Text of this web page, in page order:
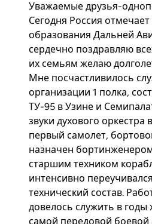
Уважаемые друзья-
Сегодня Россия
образования Дальней
сердечно поздравляю
их семьям желаю
Мне посчастливилось
организации 1 полка,
ТУ-95 в Узине и
звуки духового
первый самолет,
назначен
старшим техником
интенсивно
технический состав.
довелось служить в
самой передовой боевой